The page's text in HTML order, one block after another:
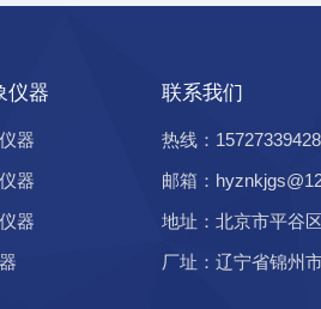
仪器
器
器
器
联系我们
热线：15727339428
邮箱：
地址：北京市平谷
厂址：辽宁省锦州